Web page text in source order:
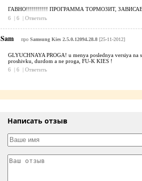
ГАВНО!!!!!!!!!!! ПРОГРАММА ТОРМОЗИТ,
6
| 6 | Ответить
Sam про Samsung Kies 2.5.0.12094.28.8[25-11-2012]
GLYUCHNAYA PROGA! u menya poslednya versiya
proshivku, durdom a ne proga, FU-K KIES !
6
| 6 | Ответить
Написать отзыв